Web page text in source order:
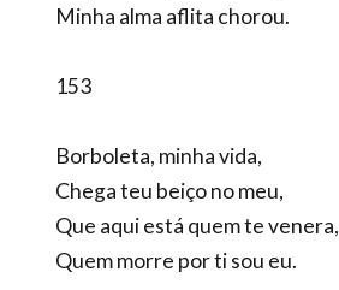
Minha alma aflita chorou.
153
Borboleta, minha vida,
Chega teu beiço no meu,
Que aqui está quem te venera,
Quem morre por ti sou eu.